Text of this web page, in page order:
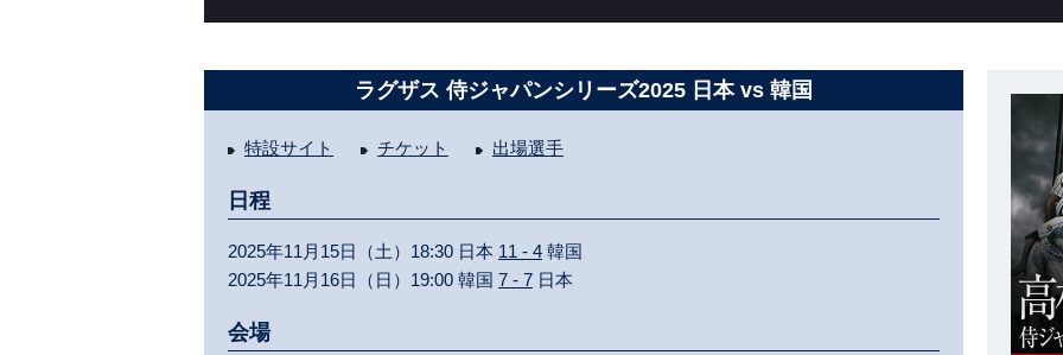
ラグザス 侍ジャパンシリーズ2025 日本 vs 韓国
特設サイト チケット 出場選手
日程
2025年11月15日（土）18:30 日本 11 - 4 韓国
2025年11月16日（日）19:00 韓国 7 - 7 日本
会場